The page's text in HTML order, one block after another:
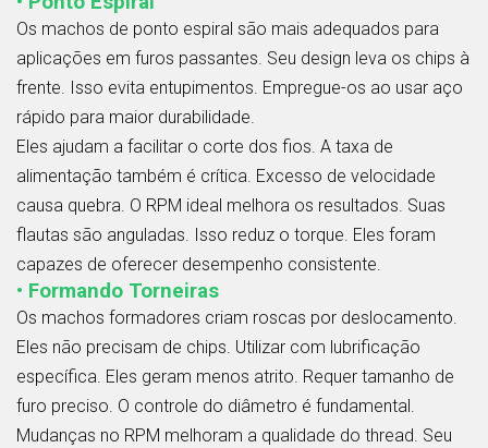
Os machos de ponto espiral são mais adequados para
aplicações em furos passantes. Seu design leva os chips à
frente. Isso evita entupimentos. Empregue-os ao usar aço
rápido para maior durabilidade.
Eles ajudam a facilitar o corte dos fios. A taxa de
alimentação também é crítica. Excesso de velocidade
causa quebra. O RPM ideal melhora os resultados. Suas
flautas são anguladas. Isso reduz o torque. Eles foram
capazes de oferecer desempenho consistente.
• Formando Torneiras
Os machos formadores criam roscas por deslocamento.
Eles não precisam de chips. Utilizar com lubrificação
específica. Eles geram menos atrito. Requer tamanho de
furo preciso. O controle do diâmetro é fundamental.
Mudanças no RPM melhoram a qualidade do thread. Seu